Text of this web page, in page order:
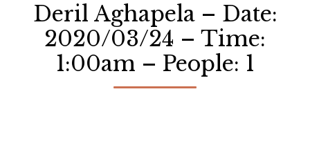
Deril Aghapela – Date:
2020/03/24 – Time:
1:00am – People: 1